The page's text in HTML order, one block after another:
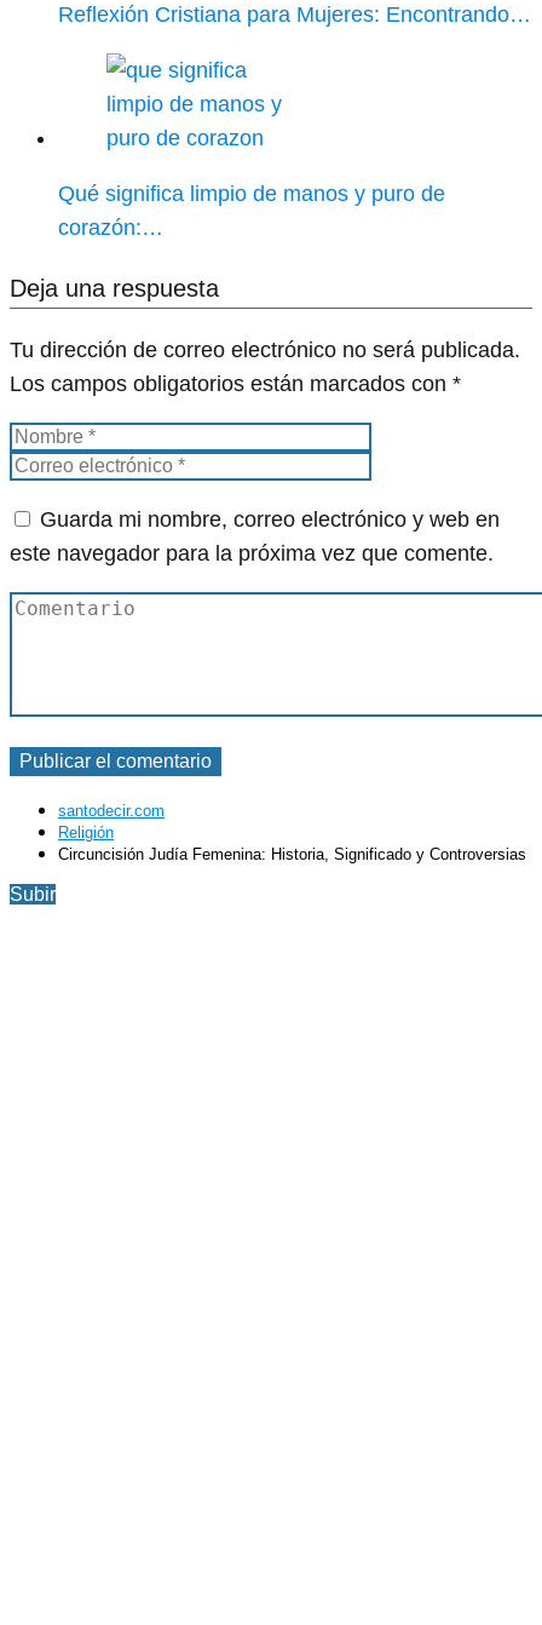
Reflexión Cristiana para Mujeres: Encontrando…
Qué significa limpio de manos y puro de
corazón:…
Deja una respuesta
Tu dirección de correo electrónico no será publicada.
Los campos obligatorios están marcados con *
Guarda mi nombre, correo electrónico y web en
este navegador para la próxima vez que comente.
santodecir.com
Religión
Circuncisión Judía Femenina: Historia, Significado y Controversias
Subir